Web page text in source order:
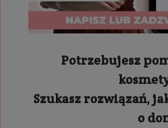
Potrzebujesz
Szukasz rozwiązań,
o